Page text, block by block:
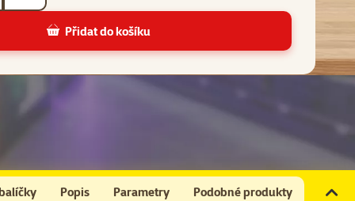
Přidat do košíku
Popis Parametry Podobné produkty